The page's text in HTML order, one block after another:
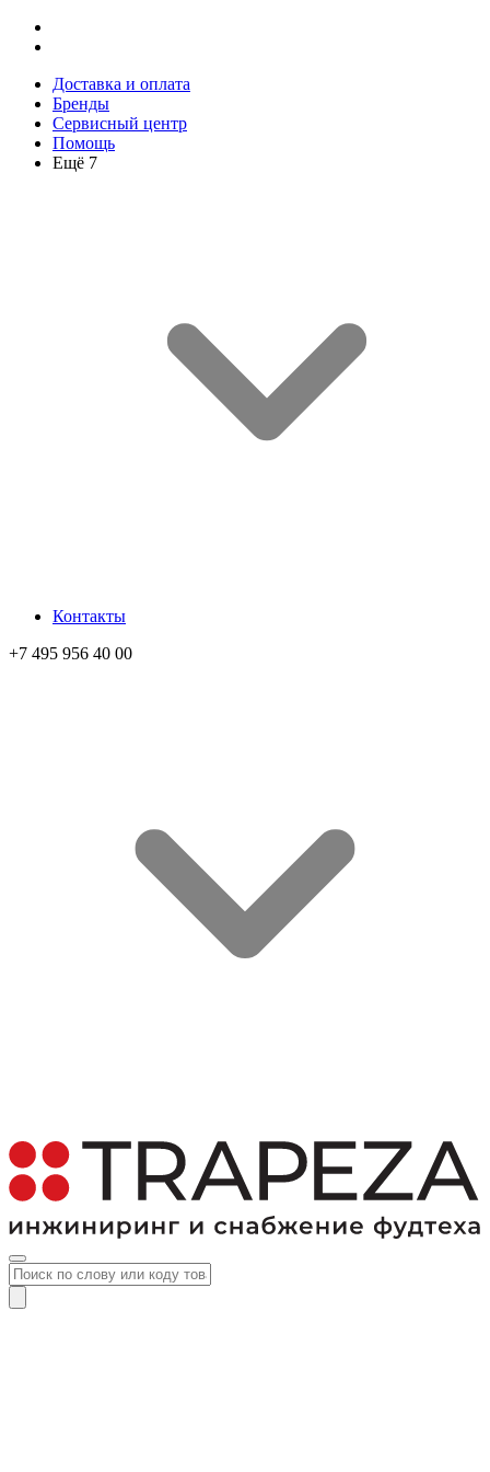
Доставка и оплата
Бренды
Сервисный центр
Помощь
Ещё 7
Контакты
+7 495 956 40 00